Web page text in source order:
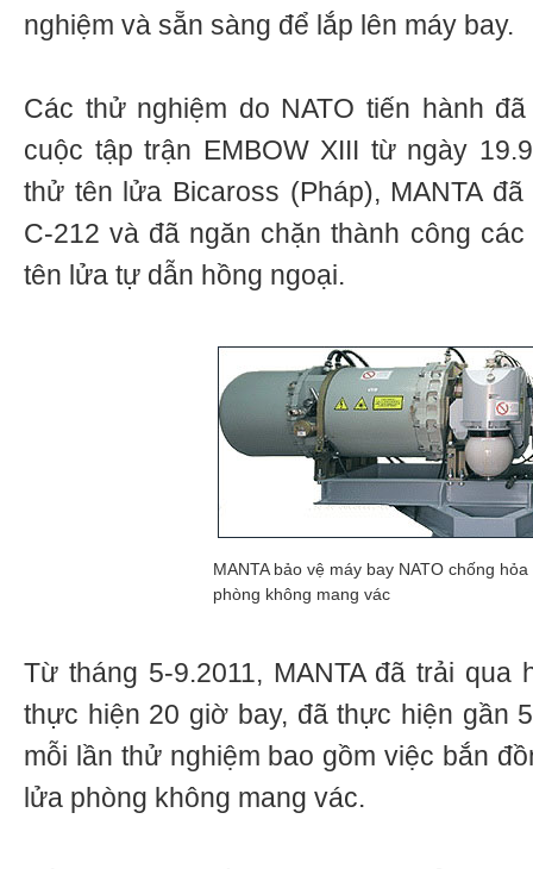
nghiệm và sẵn sàng để lắp lên máy bay.
Các thử nghiệm do NATO tiến hành
cuộc tập trận EMBOW XIII từ ngày
thử tên lửa Bicaross (Pháp), MANTA
С-212 và đã ngăn chặn thành công
tên lửa tự dẫn hồng ngoại.
MANTA bảo vệ máy bay NATO chống
phòng không mang vác
Từ tháng 5-9.2011, MANTA đã trải qua
thực hiện 20 giờ bay, đã thực hiện gần
mỗi lần thử nghiệm bao gồm việc bắn
lửa phòng không mang vác.